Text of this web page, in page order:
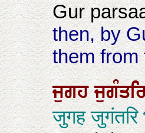
Gur
then, by
them from
ਜੁਗਹ
जुगह